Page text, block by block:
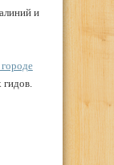
и
гидов.